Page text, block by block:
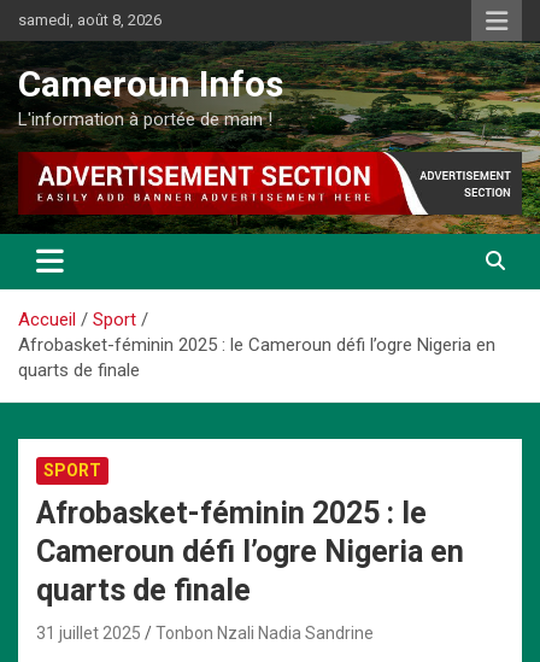
au
contenu
samedi, août 8, 2026
Cameroun Infos
L'information à portée de main !
Accueil
Sport
Afrobasket-féminin 2025 : le Cameroun défi l’ogre Nigeria en
quarts de finale
SPORT
Afrobasket-féminin 2025 : le
Cameroun défi l’ogre Nigeria en
quarts de finale
31 juillet 2025 Tonbon Nzali Nadia Sandrine